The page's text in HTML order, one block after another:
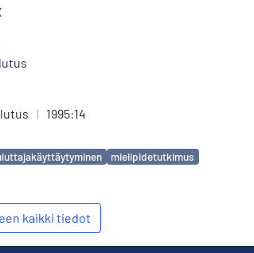
| 1995:14
mielipidetutkimus
kaikki tiedot